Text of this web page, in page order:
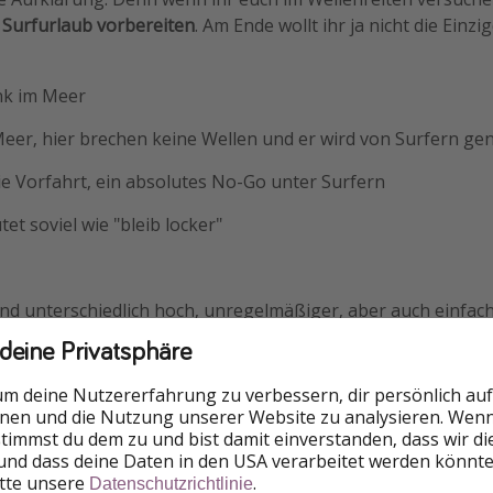
vorbereiten. Am Ende wollt ihr ja nicht die
im Meer
hier brechen keine Wellen und er wird von Surfern
Vorfahrt, ein absolutes No-Go unter Surfern
soviel wie "bleib locker"
unterschiedlich hoch, unregelmäßiger, aber auch
brechen sauberer, sind allerdings auch schwieriger zu
an einem bestimmten Punkt
Privatsphäre
deine Nutzererfahrung zu verbessern, dir persönlich
und die Nutzung unserer Website zu analysieren.
du dem zu und bist damit einverstanden, dass wir
dass deine Daten in den USA verarbeitet werden
unsere Datenschutzrichtlinie.